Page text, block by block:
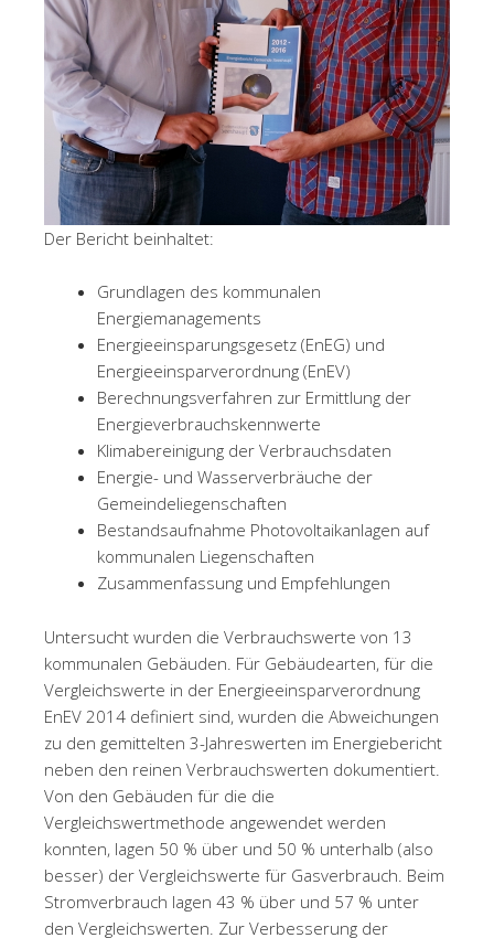
Der Bericht beinhaltet:
Grundlagen des kommunalen
Energiemanagements
Energieeinsparungsgesetz (EnEG) und
Energieeinsparverordnung (EnEV)
Berechnungsverfahren zur Ermittlung der
Energieverbrauchskennwerte
Klimabereinigung der Verbrauchsdaten
Energie- und Wasserverbräuche der
Gemeindeliegenschaften
Bestandsaufnahme Photovoltaikanlagen auf
kommunalen Liegenschaften
Zusammenfassung und Empfehlungen
Untersucht wurden die Verbrauchswerte von 13
kommunalen Gebäuden. Für Gebäudearten, für die
Vergleichswerte in der Energieeinsparverordnung
EnEV 2014 definiert sind, wurden die Abweichungen
zu den gemittelten 3-Jahreswerten im Energiebericht
neben den reinen Verbrauchswerten dokumentiert.
Von den Gebäuden für die die
Vergleichswertmethode angewendet werden
konnten, lagen 50 % über und 50 % unterhalb (also
besser) der Vergleichswerte für Gasverbrauch. Beim
Stromverbrauch lagen 43 % über und 57 % unter
den Vergleichswerten. Zur Verbesserung der